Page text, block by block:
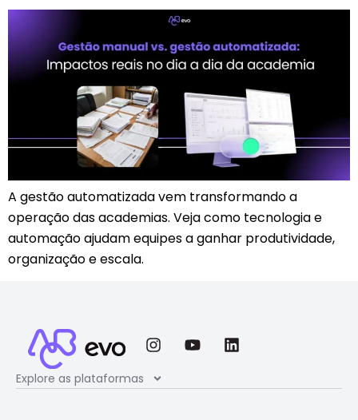
A gestão automatizada vem transformando a
operação das academias. Veja como tecnologia e
automação ajudam equipes a ganhar produtividade,
organização e escala.
Explore as plataformas